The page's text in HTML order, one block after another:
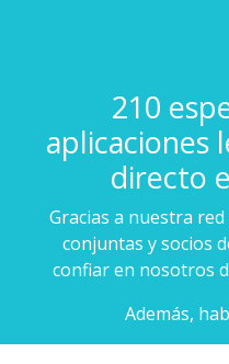
210
aplicaciones
directo
Gracias a nuestra
conjuntas y socios
confiar en nosotros
Además,